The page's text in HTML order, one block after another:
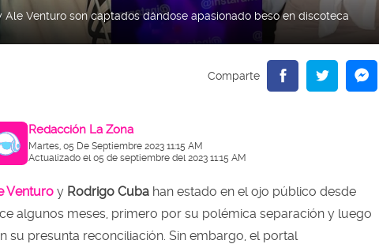
Ale Venturo son captados dándose apasionado beso en discoteca
Redacción La Zona
Martes, 05 De Septiembre 2023 11:15 AM
Actualizado el 05 de septiembre del 2023 11:15 AM
Venturo y Rodrigo Cuba han estado en el ojo público desde
algunos meses, primero por su polémica separación y luego
su presunta reconciliación. Sin embargo, el portal